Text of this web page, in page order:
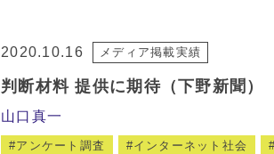
2020.10.16 メディア掲載実績
判断材料 提供に期待（下野新聞）
山口真一
アンケート調査 インターネット社会